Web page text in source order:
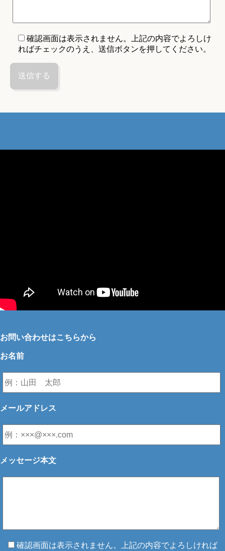
確認画面は表示されません。上記の内容でよろしけ
ればチェックのうえ、送信ボタンを押してください。
お問い合わせはこちらから
お名前
メールアドレス
メッセージ本文
確認画面は表示されません。上記の内容でよろしければ